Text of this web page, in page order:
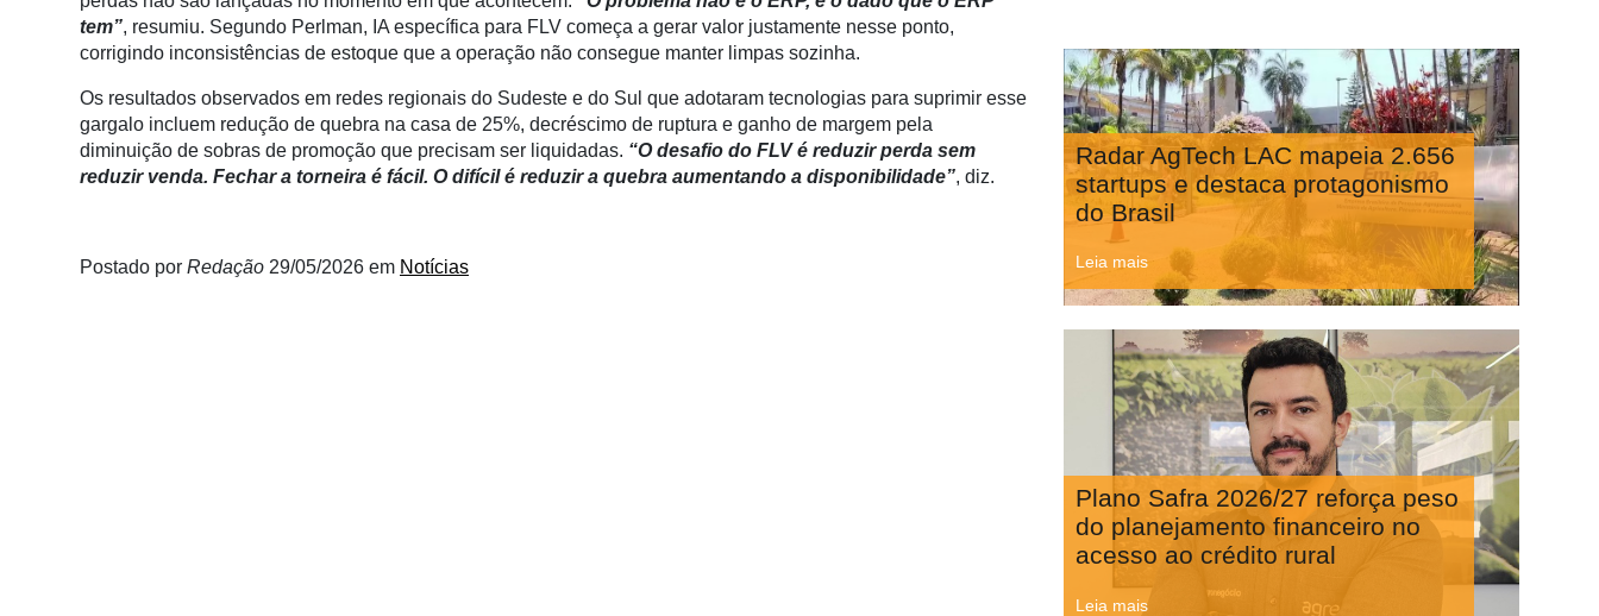
Commerce
Informatização
Agricultura
Empresarial
tem”, resumiu. Segundo Perlman, IA específica para FLV começa a gerar valor justamente nesse ponto,
corrigindo inconsistências de estoque que a operação não consegue manter limpas sozinha.
Os resultados observados em redes regionais do Sudeste e do Sul que adotaram tecnologias para suprimir esse
gargalo incluem redução de quebra na casa de 25%, decréscimo de ruptura e ganho de margem pela
diminuição de sobras de promoção que precisam ser liquidadas. “O desafio do FLV é reduzir perda sem
reduzir venda. Fechar a torneira é fácil. O difícil é reduzir a quebra aumentando a disponibilidade”, diz.
Postado por Redação 29/05/2026 em Notícias
Radar AgTech LAC mapeia 2.656
startups e destaca protagonismo
do Brasil
Leia mais
Plano Safra 2026/27 reforça peso
do planejamento financeiro no
acesso ao crédito rural
Leia mais